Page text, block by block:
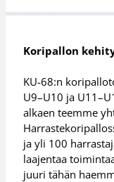
Koripallon
KU-68:n
U9–U10 ja
alkaen teemme
ja yli 100
laajentaa
juuri tähän